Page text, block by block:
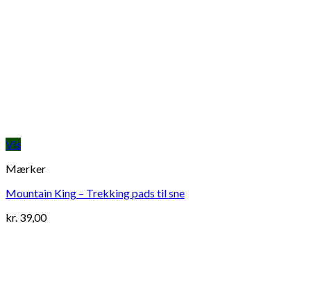
Vis
Mærker
Mountain King – Trekking pads til sne
kr. 39,00